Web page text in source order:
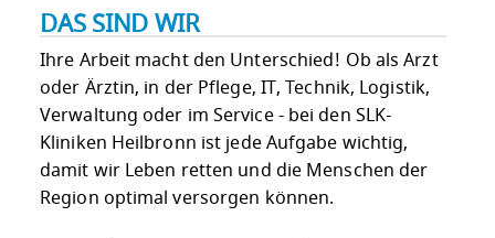
DAS SIND WIR
Ihre Arbeit macht den Unterschied! Ob als Arzt
oder Ärztin, in der Pflege, IT, Technik, Logistik,
Verwaltung oder im Service - bei den SLK-
Kliniken Heilbronn ist jede Aufgabe wichtig,
damit wir Leben retten und die Menschen der
Region optimal versorgen können.